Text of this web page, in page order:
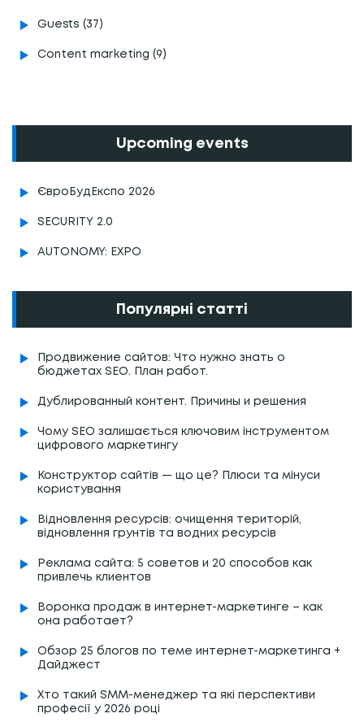
Guests (37)
Content marketing (9)
Upcoming events
ЄвроБудЕкспо 2026
SECURITY 2.0
AUTONOMY: EXPO
Популярні статті
Продвижение сайтов: Что нужно знать о
бюджетах SEO. План работ.
Дублированный контент. Причины и решения
Чому SEO залишається ключовим інструментом
цифрового маркетингу
Конструктор сайтів — що це? Плюси та мінуси
користування
Відновлення ресурсів: очищення територій,
відновлення грунтів та водних ресурсів
Реклама сайта: 5 советов и 20 способов как
привлечь клиентов
Воронка продаж в интернет-маркетинге – как
она работает?
Обзор 25 блогов по теме интернет-маркетинга +
Дайджест
Хто такий SMM-менеджер та які перспективи
професії у 2026 році